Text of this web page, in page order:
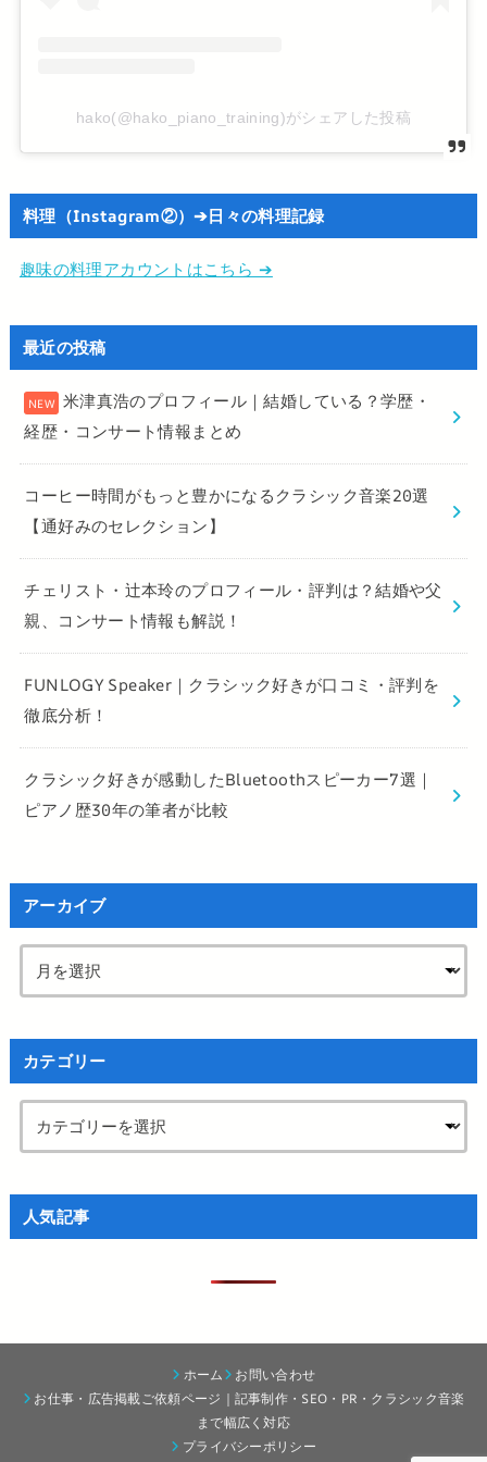
hako(@hako_piano_training)がシェアした投稿
料理（Instagram②）➔日々の料理記録
趣味の料理アカウントはこちら ➔
最近の投稿
米津真浩のプロフィール｜結婚している？学歴・
経歴・コンサート情報まとめ
コーヒー時間がもっと豊かになるクラシック音楽20選
【通好みのセレクション】
チェリスト・辻本玲のプロフィール・評判は？結婚や父
親、コンサート情報も解説！
FUNLOGY Speaker｜クラシック好きが口コミ・評判を
徹底分析！
クラシック好きが感動したBluetoothスピーカー7選｜
ピアノ歴30年の筆者が比較
アーカイブ
カテゴリー
人気記事
ホーム
お問い合わせ
お仕事・広告掲載ご依頼ページ｜記事制作・SEO・PR・クラシック音楽
まで幅広く対応
プライバシーポリシー